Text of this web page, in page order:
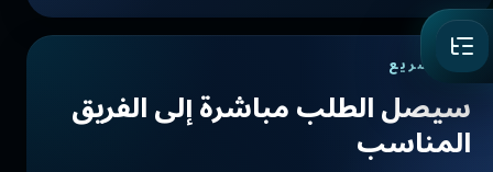
رد سريع
سيصل الطلب مباشرة إلى الفريق
المناسب